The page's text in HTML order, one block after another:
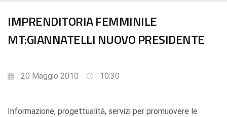
IMPRENDITORIA FEMMINILE
MT:GIANNATELLI NUOVO PRESIDENTE
20 Maggio 2010 10:30
Informazione, progettualità, servizi per promuovere le